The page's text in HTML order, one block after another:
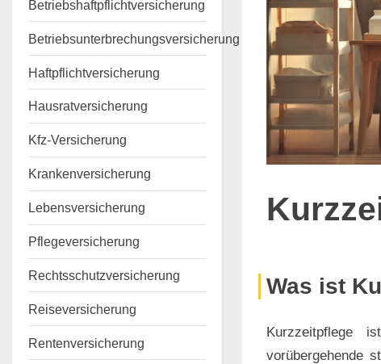
Posted
on
3.
November
By
Marco
Keine
Kommentarezu
Was ist
Kurzzeitpflege
vorübergehende
Betriebshaftpflichtversicherung
Betriebsunterbrechungsversicherung
Haftpflichtversicherung
Hausratversicherung
Kfz-Versicherung
Krankenversicherung
Lebensversicherung
Pflegeversicherung
Rechtsschutzversicherung
Reiseversicherung
Rentenversicherung